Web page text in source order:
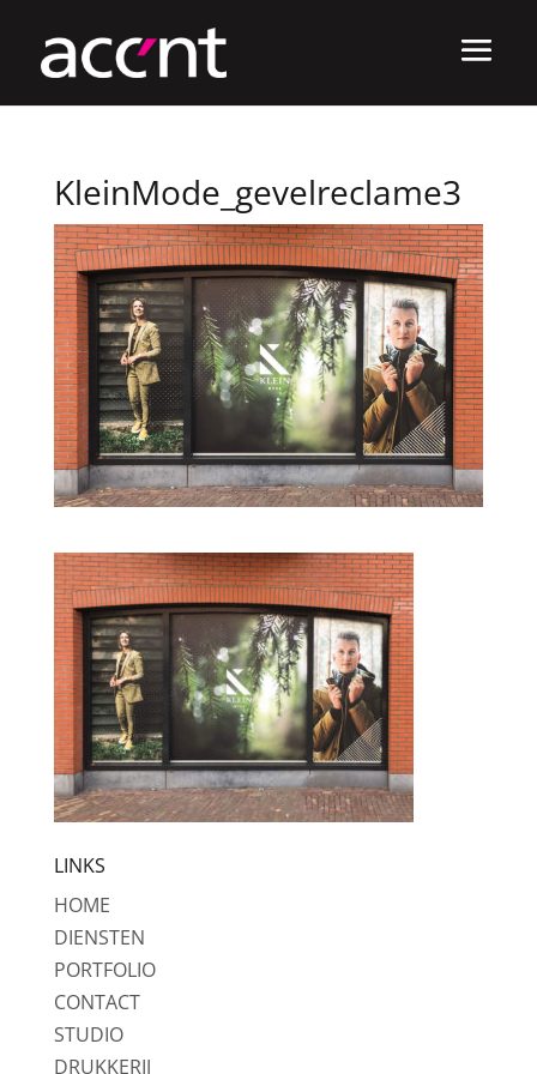
KleinMode_gevelreclame3
LINKS
HOME
DIENSTEN
PORTFOLIO
CONTACT
STUDIO
DRUKKERIJ